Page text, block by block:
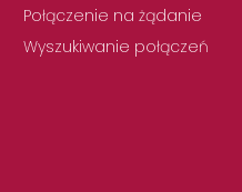
Połączenie na żądanie
Wyszukiwanie połączeń